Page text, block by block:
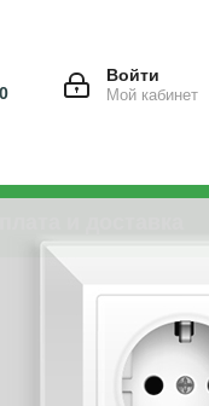
Войти
Мой кабинет